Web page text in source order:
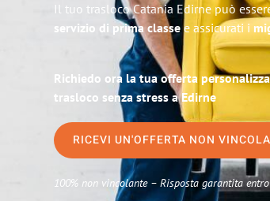
Il tuo trasloco Catania Edirne può
servizio di prima classe e assicurati i
Richiedo ora la tua offerta
trasloco senza stress a Edirne
RICEVI UN'OFFERTA NON
100% non vincolante – Risposta garantita